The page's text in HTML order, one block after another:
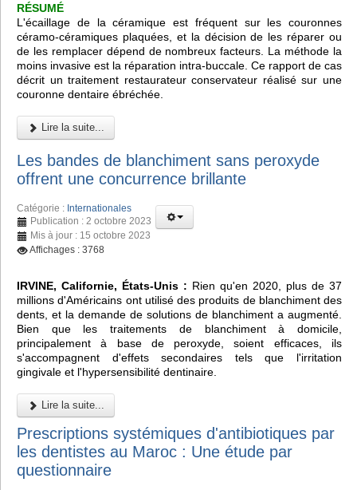
RÉSUMÉ
L'écaillage de la céramique est fréquent sur les couronnes
céramo-céramiques plaquées, et la décision de les réparer ou
de les remplacer dépend de nombreux facteurs. La méthode la
moins invasive est la réparation intra-buccale. Ce rapport de cas
décrit un traitement restaurateur conservateur réalisé sur une
couronne dentaire ébréchée.
Lire la suite...
Les bandes de blanchiment sans peroxyde
offrent une concurrence brillante
Catégorie : Internationales
Publication : 2 octobre 2023
Mis à jour : 15 octobre 2023
Affichages : 3768
IRVINE, Californie, États-Unis : Rien qu'en 2020, plus de 37
millions d'Américains ont utilisé des produits de blanchiment des
dents, et la demande de solutions de blanchiment a augmenté.
Bien que les traitements de blanchiment à domicile,
principalement à base de peroxyde, soient efficaces, ils
s'accompagnent d'effets secondaires tels que l'irritation
gingivale et l'hypersensibilité dentinaire.
Lire la suite...
Prescriptions systémiques d'antibiotiques par
les dentistes au Maroc : Une étude par
questionnaire